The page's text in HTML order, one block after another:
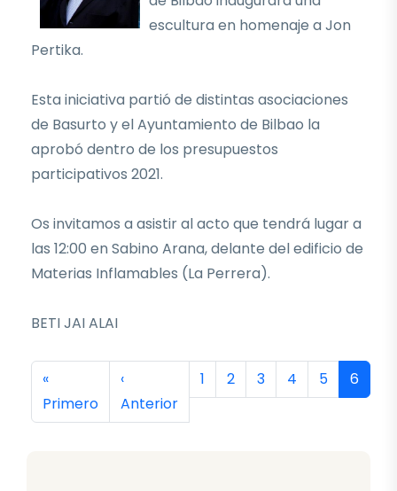
escultura en homenaje a Jon
Pertika.
Esta iniciativa partió de distintas asociaciones
de Basurto y el Ayuntamiento de Bilbao la
aprobó dentro de los presupuestos
participativos 2021.
Os invitamos a asistir al acto que tendrá lugar a
las 12:00 en Sabino Arana, delante del edificio de
Materias Inflamables (La Perrera).
BETI JAI ALAI
Paginación
Primera página
«
Primero
Página anterior
‹
Anterior
Página
1 Página
2 Página
3 Página
4 Página
5 6